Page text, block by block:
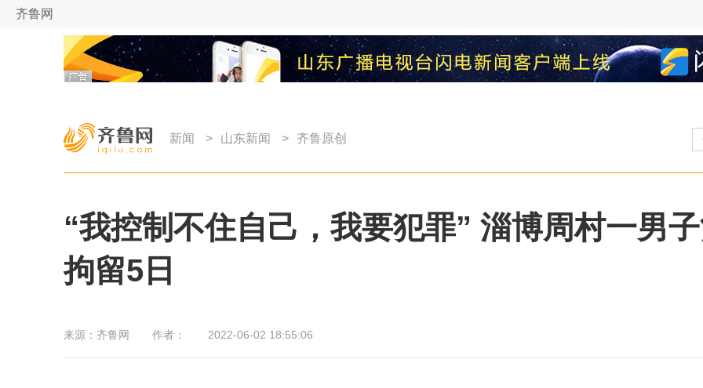
齐鲁网
新闻 > 山东新闻 > 齐鲁原创
“我控制不住自己，我要犯罪” 淄博周村一男
拘留5日
来源： 齐鲁网 作者： 2022-06-02 18:55:06